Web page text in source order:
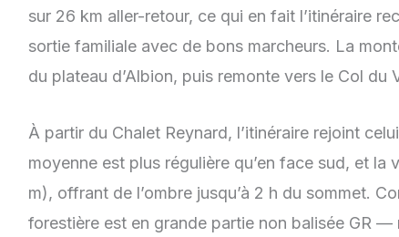
sur 26 km aller-retour, ce qui en fait l’itinéraire
sortie familiale avec de bons marcheurs. La
du plateau d’Albion, puis remonte vers le Col du
À partir du Chalet Reynard, l’itinéraire rejoint
moyenne est plus régulière qu’en face sud, et la
m), offrant de l’ombre jusqu’à 2 h du sommet.
forestière est en grande partie non balisée GR